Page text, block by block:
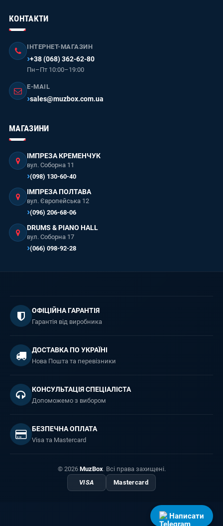
КОНТАКТИ
ІНТЕРНЕТ-МАГАЗИН
+38 (068) 362-62-80
Пн–Пт 10:00–19:00
E-MAIL
sales@muzbox.com.ua
МАГАЗИНИ
ІМПРЕЗА КРЕМЕНЧУК
вул. Соборна 11
(098) 130-60-40
ІМПРЕЗА ПОЛТАВА
вул. Європейська 12
(096) 206-68-06
DRUMS & PIANO HALL
вул. Соборна 17
(066) 098-92-28
ОФІЦІЙНА ГАРАНТІЯ
Гарантія від виробника
ДОСТАВКА ПО УКРАЇНІ
Нова Пошта та перевізники
КОНСУЛЬТАЦІЯ СПЕЦІАЛІСТА
Допоможемо з вибором
БЕЗПЕЧНА ОПЛАТА
Visa та Mastercard
© 2026 MuzBox. Всі права захищені.
VISA
Mastercard
Написати